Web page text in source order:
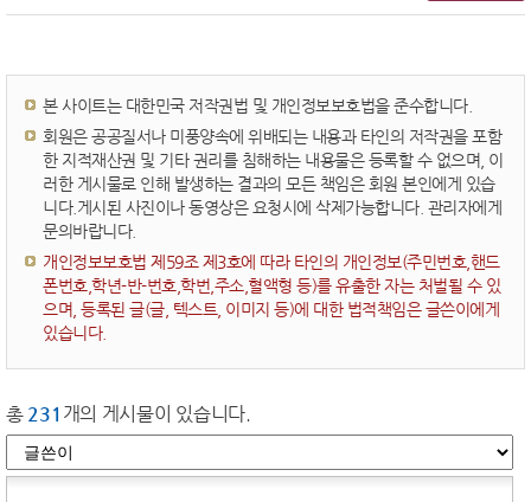
본 사이트는 대한민국 저작권법 및 개인정보보호법을 준수합니다.
회원은 공공질서나 미풍양속에 위배되는 내용과 타인의 저작권을 포함
한 지적재산권 및 기타 권리를 침해하는 내용물은 등록할 수 없으며, 이
러한 게시물로 인해 발생하는 결과의 모든 책임은 회원 본인에게 있습
니다.게시된 사진이나 동영상은 요청시에 삭제가능합니다. 관리자에게
문의바랍니다.
개인정보보호법 제59조 제3호에 따라 타인의 개인정보(주민번호,핸드
폰번호,학년-반-번호,학번,주소,혈액형 등)를 유출한 자는 처벌될 수 있
으며, 등록된 글(글, 텍스트, 이미지 등)에 대한 법적책임은 글쓴이에게
있습니다.
총 231 개의 게시물이 있습니다.